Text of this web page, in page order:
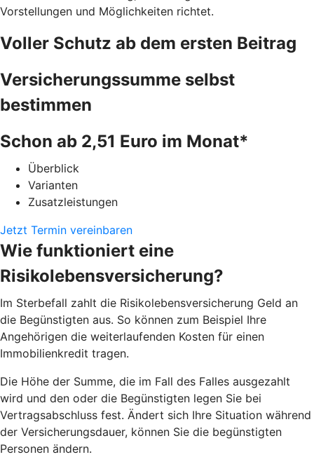
Vorstellungen und Möglichkeiten richtet.
Voller Schutz ab dem ersten Beitrag
Versicherungssumme selbst
bestimmen
Schon ab 2,51 Euro im Monat*
Überblick
Varianten
Zusatzleistungen
Jetzt Termin vereinbaren
Wie funktioniert eine
Risikolebensversicherung?
Im Sterbefall zahlt die Risikolebensversicherung Geld an
die Begünstigten aus. So können zum Beispiel Ihre
Angehörigen die weiterlaufenden Kosten für einen
Immobilienkredit tragen.
Die Höhe der Summe, die im Fall des Falles ausgezahlt
wird und den oder die Begünstigten legen Sie bei
Vertragsabschluss fest. Ändert sich Ihre Situation während
der Versicherungsdauer, können Sie die begünstigten
Personen ändern.